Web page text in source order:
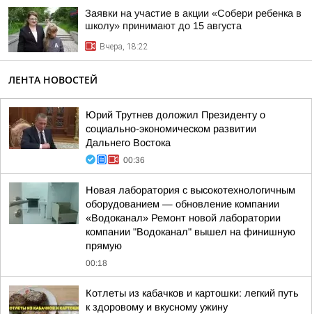
Заявки на участие в акции «Собери ребенка в
школу» принимают до 15 августа
Вчера, 18:22
ЛЕНТА НОВОСТЕЙ
Юрий Трутнев доложил Президенту о
социально-экономическом развитии
Дальнего Востока
00:36
Новая лаборатория с высокотехнологичным
оборудованием — обновление компании
«Водоканал» Ремонт новой лаборатории
компании "Водоканал" вышел на финишную
прямую
00:18
Котлеты из кабачков и картошки: легкий путь
к здоровому и вкусному ужину